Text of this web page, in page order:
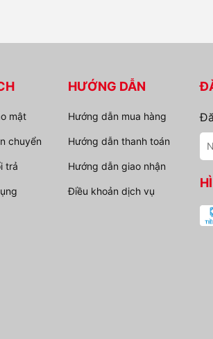
mật
chuyển
trả
HƯỚNG DẪN
Hướng dẫn mua hàng
Hướng dẫn thanh toán
Hướng dẫn giao nhận
Điều khoản dịch vụ